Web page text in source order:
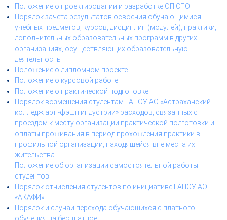
Положение о проектировании и разработке ОП СПО
Порядок зачета результатов освоения обучающимися
учебных предметов, курсов, дисциплин (модулей), практики,
дополнительных образовательных программ в других
организациях, осуществляющих образовательную
деятельность
Положение о дипломном проекте
Положение о курсовой работе
Положение о практической подготовке
Порядок возмещения студентам ГАПОУ АО «Астраханский
колледж арт -фэшн индустрии» расходов, связанных с
проездом к месту организации практической подготовки и
оплаты проживания в период прохождения практики в
профильной организации, находящейся вне места их
жительства
Положение об организации самостоятельной работы
студентов
Порядок отчисления студентов по инициативе ГАПОУ АО
«АКАФИ»
Порядок и случаи перехода обучающихся с платного